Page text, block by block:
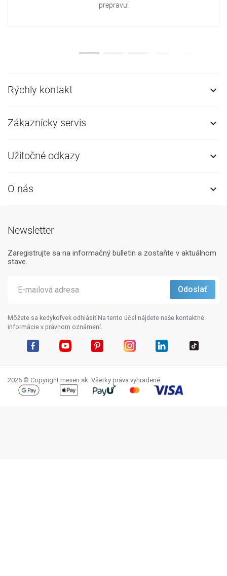
prepravu!
Rýchly kontakt 
Zákaznícky servis 
Užitočné odkazy 
O nás 
Newsletter
Zaregistrujte sa na informačný bulletin a zostaňte v aktuálnom
stave.
Môžete sa kedykoľvek odhlásiť.Na tento účel nájdete naše kontaktné
informácie v právnom oznámení.
2026 © Copyright mexen.sk. Všetky práva vyhradené.